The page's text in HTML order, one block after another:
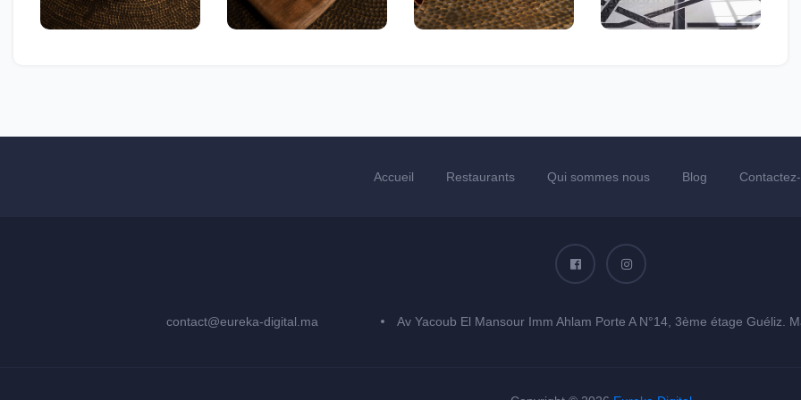
Accueil Restaurants Qui sommes nous Blog
contact@eureka-digital.ma Av Yacoub El Mansour Imm Ahlam Porte A N°14, 3ème étage Guéliz.